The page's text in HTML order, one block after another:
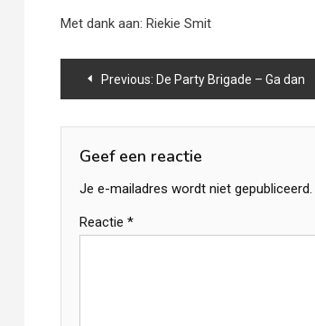
Met dank aan: Riekie Smit
Bericht
navigatie
Previous: De Party Brigade – Ga dan
Geef een reactie
Je e-mailadres wordt niet gepubliceerd.
Reactie *